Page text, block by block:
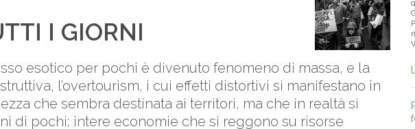
I GIORNI
esotico per pochi è divenuto fenomeno di massa, e la
l’overtourism, i cui effetti distortivi si manifestano in
che sembra destinata ai territori, ma che in realtà si
di pochi; intere economie che si reggono su risorse